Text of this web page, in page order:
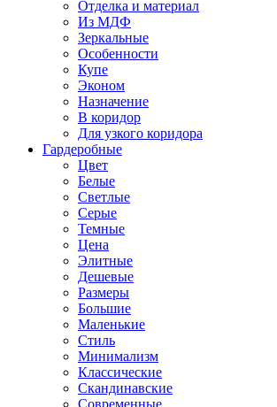
Отделка и материал
Из МДФ
Зеркальные
Особенности
Купе
Эконом
Назначение
В коридор
Для узкого коридора
Гардеробные
Цвет
Белые
Светлые
Серые
Темные
Цена
Элитные
Дешевые
Размеры
Большие
Маленькие
Стиль
Минимализм
Классические
Скандинавские
Современные